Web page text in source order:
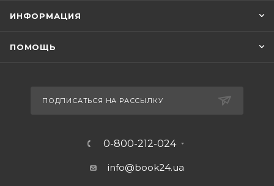
ИНФОРМАЦИЯ
ПОМОЩЬ
ПОДПИСАТЬСЯ НА РАССЫЛКУ
0-800-212-024
info@book24.ua